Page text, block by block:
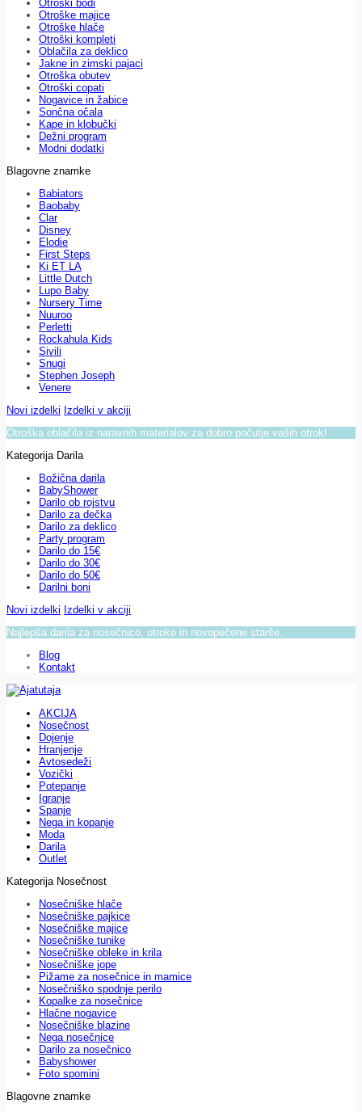
Otroški bodi
Otroške majice
Otroške hlače
Otroški kompleti
Oblačila za deklico
Jakne in zimski pajaci
Otroška obutev
Otroški copati
Nogavice in žabice
Sončna očala
Kape in klobučki
Dežni program
Modni dodatki
Blagovne znamke
Babiators
Baobaby
Clar
Disney
Elodie
First Steps
Ki ET LA
Little Dutch
Lupo Baby
Nursery Time
Nuuroo
Perletti
Rockahula Kids
Sivili
Snugi
Stephen Joseph
Venere
Novi izdelki Izdelki v akciji
Otroška oblačila iz naravnih materialov za dobro počutje vaših otrok!
Kategorija Darila
Božična darila
BabyShower
Darilo ob rojstvu
Darilo za dečka
Darilo za deklico
Party program
Darilo do 15€
Darilo do 30€
Darilo do 50€
Darilni boni
Novi izdelki Izdelki v akciji
Najlepša darila za nosečnico, otroke in novopečene starše.
Blog
Kontakt
AKCIJA
Nosečnost
Dojenje
Hranjenje
Avtosedeži
Vozički
Potepanje
Igranje
Spanje
Nega in kopanje
Moda
Darila
Outlet
Kategorija Nosečnost
Nosečniške hlače
Nosečniške pajkice
Nosečniške majice
Nosečniške tunike
Nosečniške obleke in krila
Nosečniške jope
Pižame za nosečnice in mamice
Nosečniško spodnje perilo
Kopalke za nosečnice
Hlačne nogavice
Nosečniške blazine
Nega nosečnice
Darilo za nosečnico
Babyshower
Foto spomini
Blagovne znamke